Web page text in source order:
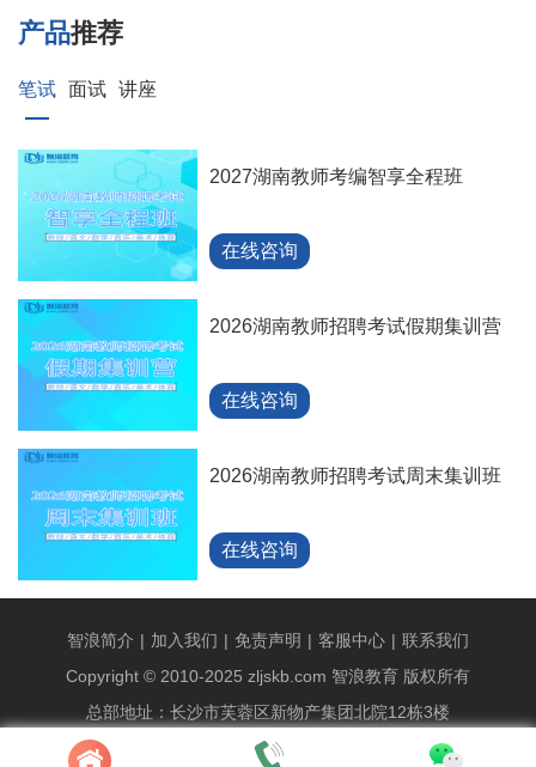
产品推荐
笔试 面试 讲座
2027湖南教师考编智享全程班
在线咨询
2026湖南教师招聘考试假期集训营
在线咨询
2026湖南教师招聘考试周末集训班
在线咨询
智浪简介 | 加入我们 | 免责声明 | 客服中心 | 联系我们
Copyright © 2010-2025 zljskb.com 智浪教育 版权所有
总部地址：长沙市芙蓉区新物产集团北院12栋3楼
统一报名专线：89829186